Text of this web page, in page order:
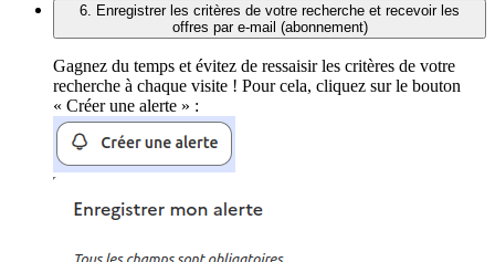
6. Enregistrer les critères de votre recherche et recevoir les
offres par e-mail (abonnement)
Gagnez du temps et évitez de ressaisir les critères de votre
recherche à chaque visite ! Pour cela, cliquez sur le bouton
« Créer une alerte » :